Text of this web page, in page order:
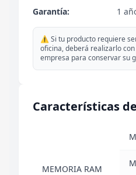
Garantía:
1
⚠️ Si tu producto requiere
oficina, deberá realizarlo
empresa para conservar su
Características
MEMORIA RAM